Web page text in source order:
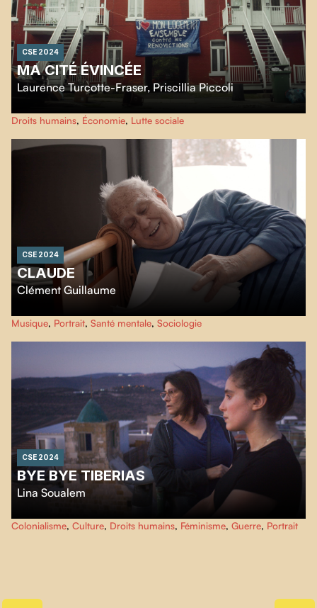
CSE 2024
MA CITÉ ÉVINCÉE
Laurence Turcotte-Fraser, Priscillia Piccoli
Film choral et intimiste,Ma cité évincéedonne la parole à celles et ceux qui
vivent les contrecoups de la spéculation immobilière à Montréal, durant une
crise du logement sans précédent.
Droits humains, Économie, Lutte sociale
CSE 2024
CLAUDE
Clément Guillaume
Claude, octogénaire, trouve son quotidien ennuyeux dans sa petite
chambre. Pourtant, derrière son amertume se cache un philosophe plein
d'humour et un artiste oublié. Ce court-métrage explore l'émouvante
Musique, Portrait, Santé mentale, Sociologie
CSE 2024
BYE BYE TIBERIAS
Lina Soualem
Hiam Abbass a quitté son village palestinien pour réaliser son rêve de
devenir actrice en Europe, laissant derrière elle sa mère, sa grand-mère et
Colonialisme, Culture, Droits humains, Féminisme, Guerre, Portrait